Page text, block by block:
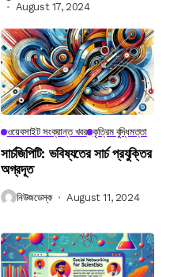
August 17, 2024
ওয়েবসাইট সংক্রান্ত খবর কৃত্রিম বুদ্ধিমত্তা
সার্চজিপিটি: ভবিষ্যতের সার্চ প্রযুক্তির
অগ্রদূত
নিউজডেস্ক August 11, 2024